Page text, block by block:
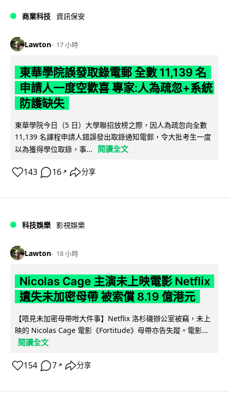
商業科技 資訊保安
Lawton 17 小時
東華學院誤發取錄電郵 全數 11,139 名
申請人一度空歡喜 專家:人為疏忽+系統
防護缺失
東華學院今日（5 日）大學聯招放榜之際，因人為疏忽向全數
11,139 名課程申請人錯誤發出取錄通知電郵，令大批考生一度
以為獲得學位取錄，事...
閱讀全文
143 16 ↗ 分享
科技娛樂 影視娛樂
Lawton 18 小時
Nicolas Cage 主演未上映電影 Netflix
遺失未加密母帶 被索償 8.19 億港元
【唔見未加密母帶咁大件事】Netflix 洛杉磯辦公室被竊，未上
映的 Nicolas Cage 電影《Fortitude》母帶亦告失蹤。電影...
閱讀全文
154 7 ↗ 分享